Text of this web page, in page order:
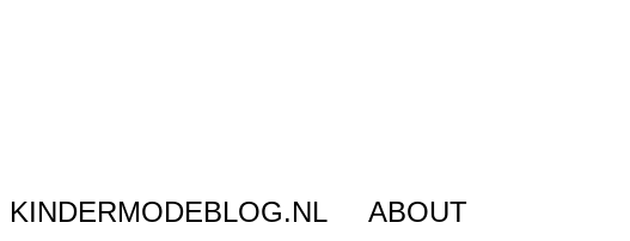
KINDERMODEBLOG.NL ABOUT